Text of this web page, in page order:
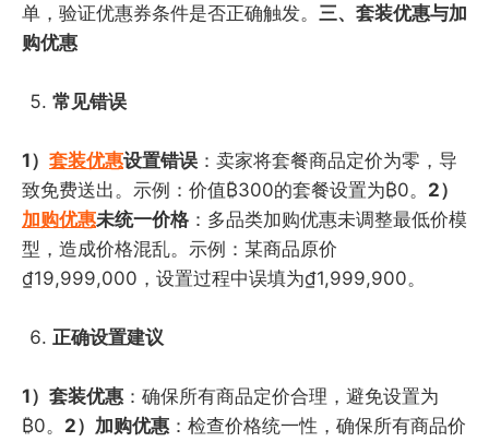
单，验证优惠券条件是否正确触发。 三、套装优惠与加
购优惠
常见错误
1） 套装优惠设置错误 ：卖家将套餐商品定价为零，导
致免费送出。示例：价值₿300的套餐设置为₿0。 2）
加购优惠未统一价格 ：多品类加购优惠未调整最低价模
型，造成价格混乱。示例：某商品原价
₫19,999,000，设置过程中误填为₫1,999,900。
正确设置建议
1）套装优惠 ：确保所有商品定价合理，避免设置为
₿0。 2）加购优惠 ：检查价格统一性，确保所有商品价